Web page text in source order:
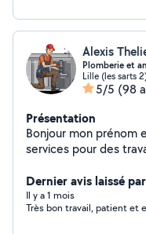
Alexis
Plomberie et
Lille (les sarts
5/5 (98
Présentation
Bonjour mon prénom est Alexis;
services pour des
expérience de
compétences dans
fournir un travail soigné. Prestation en
Dernier avis laissé
Il y a 1 mois
Très bon travail, patient et